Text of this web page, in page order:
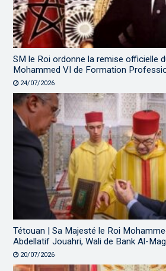
SM le Roi ordonne la remise officielle
Mohammed VI de Formation
24/07/2026
Tétouan | Sa Majesté le Roi
Abdellatif Jouahri, Wali de Bank Al-
20/07/2026